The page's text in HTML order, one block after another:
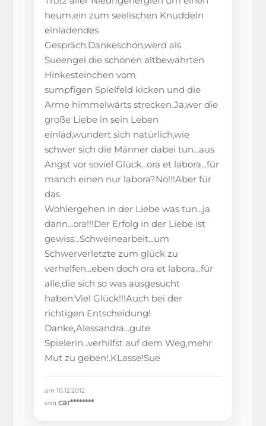
heum,ein zum seelischen Knuddeln
einladendes
Gespräch.Dankeschön,werd als
Sueengel die schönen altbewährten
Hinkesteinchen vom
sumpfigen Spielfeld kicken und die
Arme himmelwärts strecken.Ja,wer die
große Liebe in sein Leben
einläd,wundert sich natürlich,wie
schwer sich die Männer dabei tun...aus
Angst vor soviel Glück...ora et labora...für
manch einen nur labora?Nö!!!Aber für
das
Wohlergehen in der Liebe was tun...ja
dann...ora!!!Der Erfolg in der Liebe ist
gewiss...Schweinearbeit...um
Schwerverletzte zum glück zu
verhelfen...eben doch ora et labora...für
alle,die sich so was ausgesucht
haben:Viel Glück!!!Auch bei der
richtigen Entscheidung!
Danke,Alessandra...gute
Spielerin...verhilfst auf dem Weg,mehr
Mut zu geben!.KLasse!Sue
am 10.12.2012
voncar********